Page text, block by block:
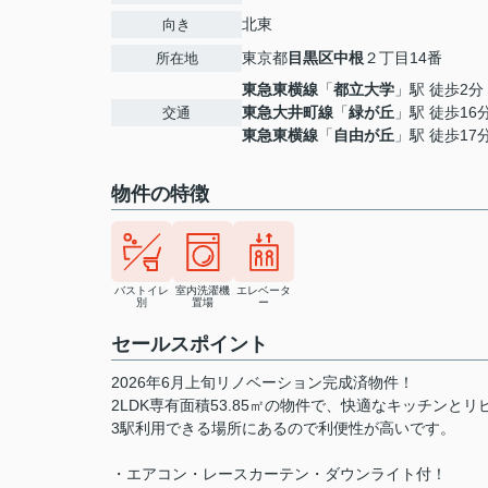
向き 北東
所在地 東京都目黒区中根２丁目14番
交通
東急東横線 「都立大学 」駅 徒歩2分
東急大井町線 「緑が丘 」駅 徒歩16
東急東横線 「 自由が丘 」駅 徒歩17
物件の特徴
バストイレ
別
室内洗濯機
置場
エレベータ
ー
セールスポイント
2026年6月上旬リノベーション完成済物件！
2LDK専有面積53.85㎡の物件で、快適なキッチンとリ
3駅利用できる場所にあるので利便性が高いです。
・エアコン・レースカーテン・ダウンライト付！